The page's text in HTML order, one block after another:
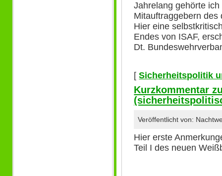
Jahrelang gehörte
Mitauftraggebern des
Hier eine
Endes von ISAF,
Dt.
[Sicherheitspolitik
Kurzkommentar
Veröffentlicht von:
Hier erste
Teil I des neuen